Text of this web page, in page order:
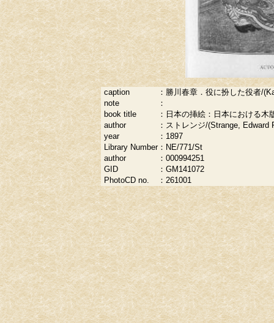
caption ： 勝川春章．役に扮した役者/
note
：
book title
： 日本の挿絵：日本における木
author
： ストレンジ/(Strange, Edward
year
： 1897
Library Number： NE/771/St
author
： 000994251
GID
： GM141072
PhotoCD no.
： 261001